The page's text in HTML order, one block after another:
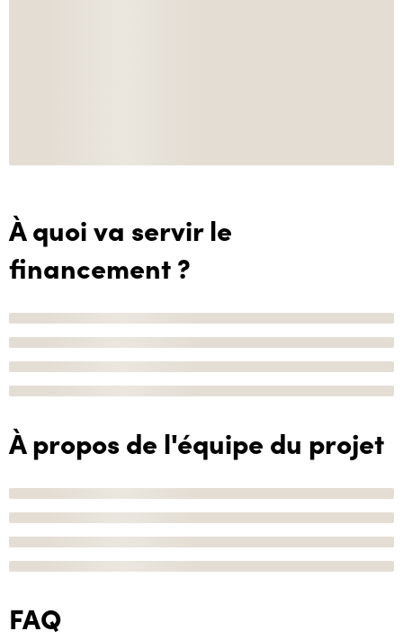
À quoi va servir le
financement ?
À propos de l'équipe du projet
FAQ